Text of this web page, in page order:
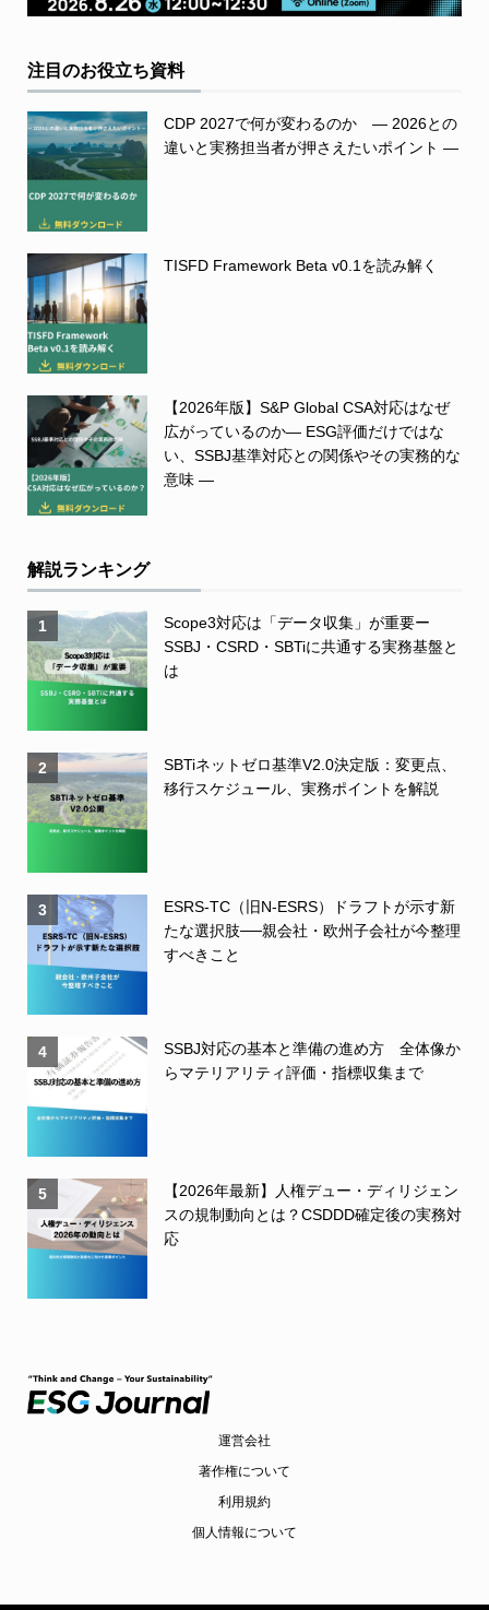
注目のお役立ち資料
CDP 2027で何が変わるのか ― 2026との
違いと実務担当者が押さえたいポイント ―
TISFD Framework Beta v0.1を読み解く
【2026年版】S&P Global CSA対応はなぜ
広がっているのか― ESG評価だけではな
い、SSBJ基準対応との関係やその実務的な
意味 ―
解説ランキング
1
Scope3対応は「データ収集」が重要ー
SSBJ・CSRD・SBTiに共通する実務基盤と
は
2
SBTiネットゼロ基準V2.0決定版：変更点、
移行スケジュール、実務ポイントを解説
3
ESRS-TC（旧N-ESRS）ドラフトが示す新
たな選択肢──親会社・欧州子会社が今整理
すべきこと
4
SSBJ対応の基本と準備の進め方 全体像か
らマテリアリティ評価・指標収集まで
5
【2026年最新】人権デュー・ディリジェン
スの規制動向とは？CSDDD確定後の実務対
応
運営会社
著作権について
利用規約
個人情報について